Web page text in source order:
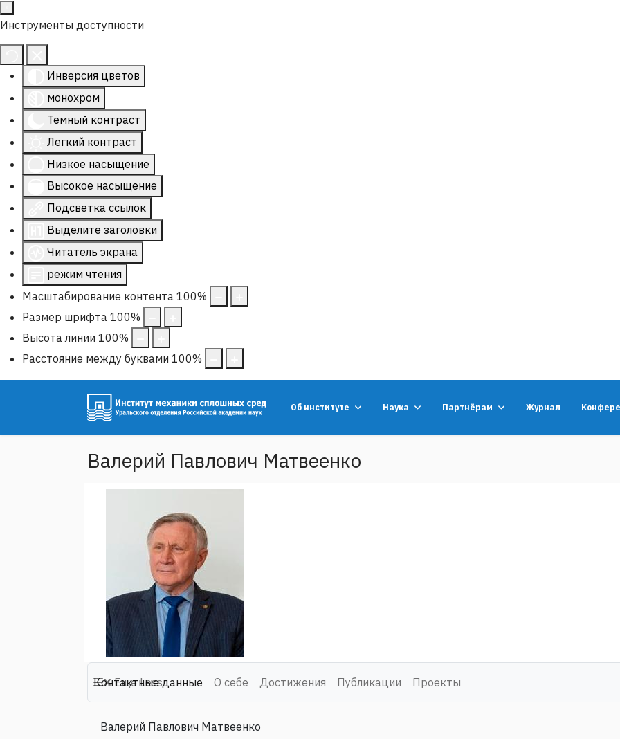
Инструменты доступности
Инверсия цветов
монохром
Темный контраст
Легкий контраст
Низкое насыщение
Высокое насыщение
Подсветка ссылок
Выделите заголовки
Читатель экрана
режим чтения
Масштабирование контента 100%
Размер шрифта 100%
Высота линии 100%
Расстояние между буквами 100%
Об институте Наука Партнёрам Журнал
Валерий Павлович Матвеенко
Контактные данные О себе Достижения Публикации Проекты
Еще Less
Валерий Павлович Матвеенко